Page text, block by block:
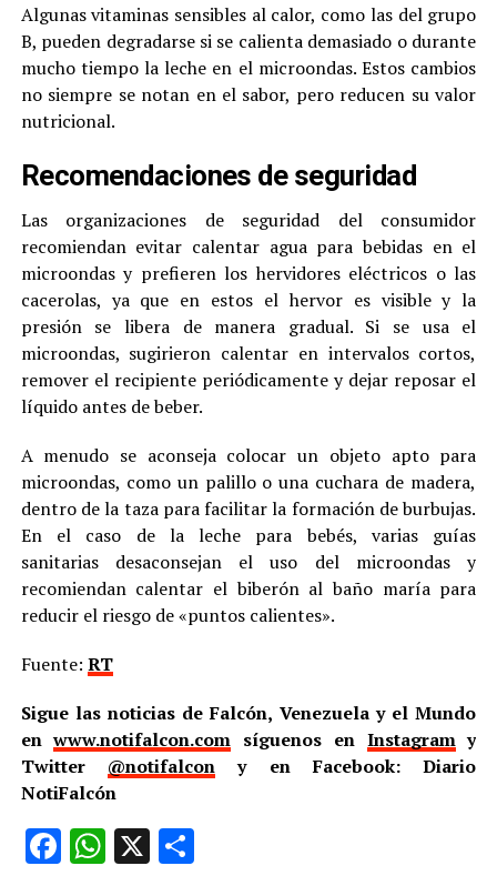
Algunas vitaminas sensibles al calor, como las del grupo
B, pueden degradarse si se calienta demasiado o durante
mucho tiempo la leche en el microondas. Estos cambios
no siempre se notan en el sabor, pero reducen su valor
nutricional.
Recomendaciones de seguridad
Las organizaciones de seguridad del consumidor
recomiendan evitar calentar agua para bebidas en el
microondas y prefieren los hervidores eléctricos o las
cacerolas, ya que en estos el hervor es visible y la
presión se libera de manera gradual. Si se usa el
microondas, sugirieron calentar en intervalos cortos,
remover el recipiente periódicamente y dejar reposar el
líquido antes de beber.
A menudo se aconseja colocar un objeto apto para
microondas, como un palillo o una cuchara de madera,
dentro de la taza para facilitar la formación de burbujas.
En el caso de la leche para bebés, varias guías
sanitarias desaconsejan el uso del microondas y
recomiendan calentar el biberón al baño maría para
reducir el riesgo de «puntos calientes».
Fuente: RT
Sigue las noticias de Falcón, Venezuela y el Mundo
enwww.notifalcon.com síguenos en Instagramy
Twitter @notifalcon y en Facebook: Diario
NotiFalcón
Facebook
WhatsApp
X Compartir